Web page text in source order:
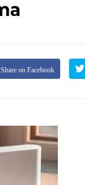
Share on Facebook